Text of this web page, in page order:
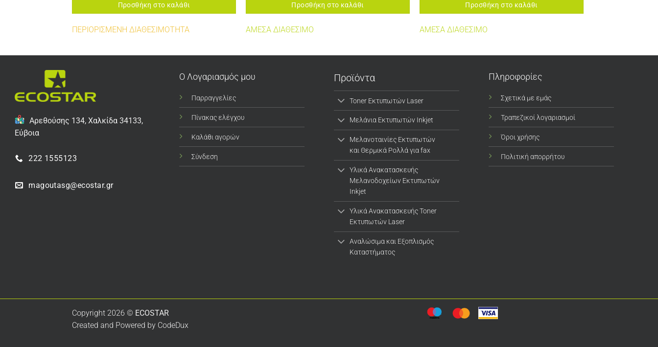
Προσθήκη στο καλάθι
ΠΕΡΙΟΡΙΣΜΕΝΗ ΔΙΑΘΕΣΙΜΟΤΗΤΑ
Προσθήκη στο καλάθι
ΑΜΕΣΑ ΔΙΑΘΕΣΙΜΟ
Προσθήκη στο καλάθι
ΑΜΕΣΑ ΔΙΑΘΕΣΙΜΟ
Αρεθούσης 134, Χαλκίδα 34133,
Εύβοια
222 1555123
magoutasg@ecostar.gr
Ο Λογαριασμός μου
Παρραγγελίες
Πίνακας ελέγχου
Καλάθι αγορών
Σύνδεση
Προϊόντα
Toner Εκτυπωτών Laser
Μελάνια Εκτυπωτών Inkjet
Μελανοταινίες Εκτυπωτών
και Θερμικά Ρολλά για fax
Υλικά Ανακατασκευής
Μελανοδοχείων Εκτυπωτών
Inkjet
Υλικά Ανακατασκευής Toner
Εκτυπωτών Laser
Αναλώσιμα και Εξοπλισμός
Καταστήματος
Πληροφορίες
Σχετικά με εμάς
Τραπεζικοί λογαριασμοί
Όροι χρήσης
Πολιτική απορρήτου
Copyright 2026 © ECOSTAR
Created and Powered by CodeDux